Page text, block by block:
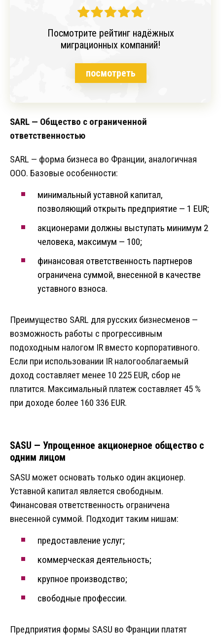
Посмотрите рейтинг надёжных
миграционных компаний!
посмотреть
SARL — Общество с ограниченной
ответственностью
SARL — форма бизнеса во Франции, аналогичная
ООО. Базовые особенности:
минимальный уставной капитал,
позволяющий открыть предприятие — 1 EUR;
акционерами должны выступать минимум 2
человека, максимум — 100;
финансовая ответственность партнеров
ограничена суммой, внесенной в качестве
уставного взноса.
Преимущество SARL для русских бизнесменов —
возможность работы с прогрессивным
подоходным налогом IR вместо корпоративного.
Если при использовании IR налогооблагаемый
доход составляет менее 10 225 EUR, сбор не
платится. Максимальный платеж составляет 45 %
при доходе более 160 336 EUR.
SASU — Упрощенное акционерное общество с
одним лицом
SASU может основать только один акционер.
Уставной капитал является свободным.
Финансовая ответственность ограничена
внесенной суммой. Подходит таким нишам:
предоставление услуг;
коммерческая деятельность;
крупное производство;
свободные профессии.
Предприятия формы SASU во Франции платят